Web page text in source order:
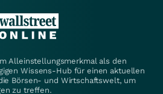
Alleinstellungsmerkmal als den
Wissens-Hub für einen aktuellen
Börsen- und Wirtschaftswelt, um
zu treffen.